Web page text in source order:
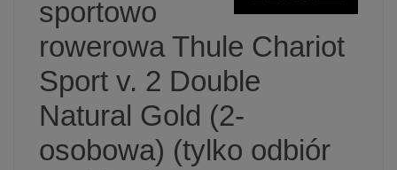
sportowo
rowerowa Thule Chariot
Sport v. 2 Double
Natural Gold (2-
osobowa) (tylko odbiór